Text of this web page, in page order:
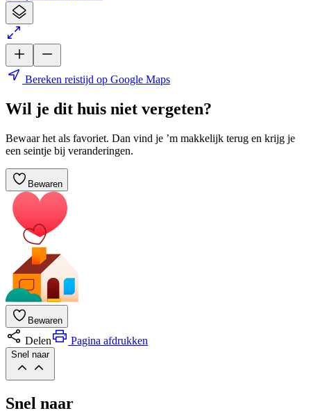
Bereken reistijd op Google Maps
Wil je dit huis niet vergeten?
Bewaar het als favoriet. Dan vind je ’m makkelijk terug en krijg je
een seintje bij veranderingen.
Bewaren
Bewaren
Delen Pagina afdrukken
Snel naar
Snel naar